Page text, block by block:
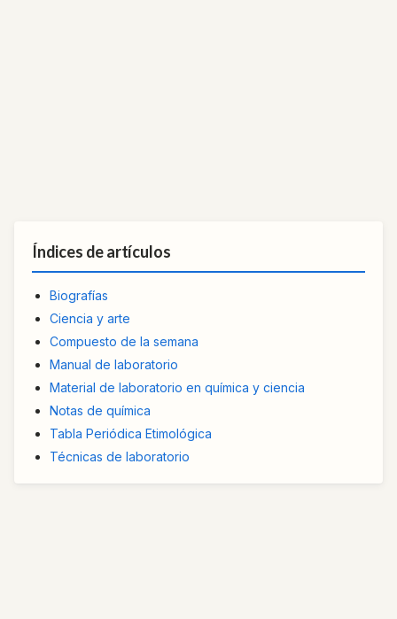
Índices de artículos
Biografías
Ciencia y arte
Compuesto de la semana
Manual de laboratorio
Material de laboratorio en química y ciencia
Notas de química
Tabla Periódica Etimológica
Técnicas de laboratorio